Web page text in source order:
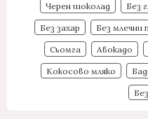
Черен шоколад Без
Без захар Без млечни
Сьомга Авокадо
Кокосово мляко